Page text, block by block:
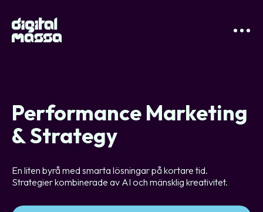
Performance Marketing
& Strategy
En liten byrå med smarta lösningar på kortare tid.
Strategier kombinerade av AI och mänsklig kreativitet.